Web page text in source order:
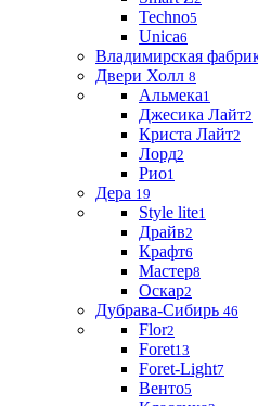
Techno5
Unica6
Владимирская
Двери Холл 8
Альмека1
Джесика Лайт2
Криста Лайт2
Лорд2
Рио1
Дера 19
Style lite1
Драйв2
Крафт6
Мастер8
Оскар2
Дубрава-Сибирь 46
Flor2
Foret13
Foret-Light7
Венто5